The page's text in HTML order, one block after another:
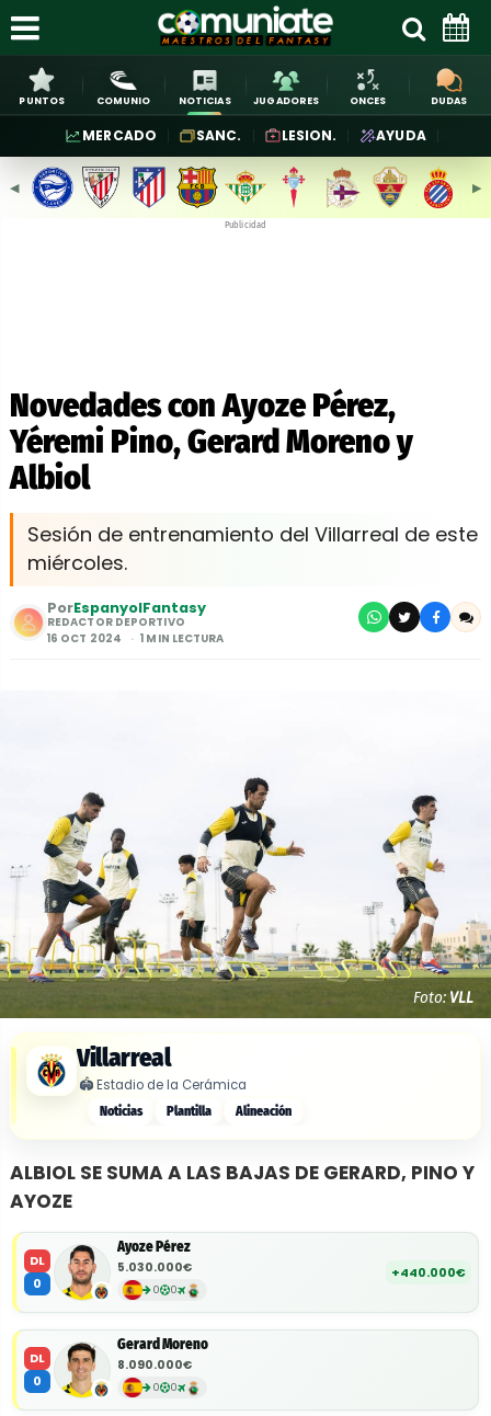
PUNTOS COMUNIO NOTICIAS JUGADORES ONCES DUDAS
MERCADO SANC. LESION. AYUDA
◀︎ ▶︎
Publicidad
Novedades con Ayoze Pérez,
Yéremi Pino, Gerard Moreno y
Albiol
Sesión de entrenamiento del Villarreal de este
miércoles.
PorEspanyolFantasy
REDACTOR DEPORTIVO
16 OCT 2024
1 MIN LECTURA
Foto: VLL
Villarreal
🏟️Estadio de la Cerámica
Noticias Plantilla Alineación
ALBIOL SE SUMA A LAS BAJAS DE GERARD, PINO Y
AYOZE
DL
0
Ayoze Pérez
5.030.000€
0 0
+440.000€
DL
0
Gerard Moreno
8.090.000€
0 0